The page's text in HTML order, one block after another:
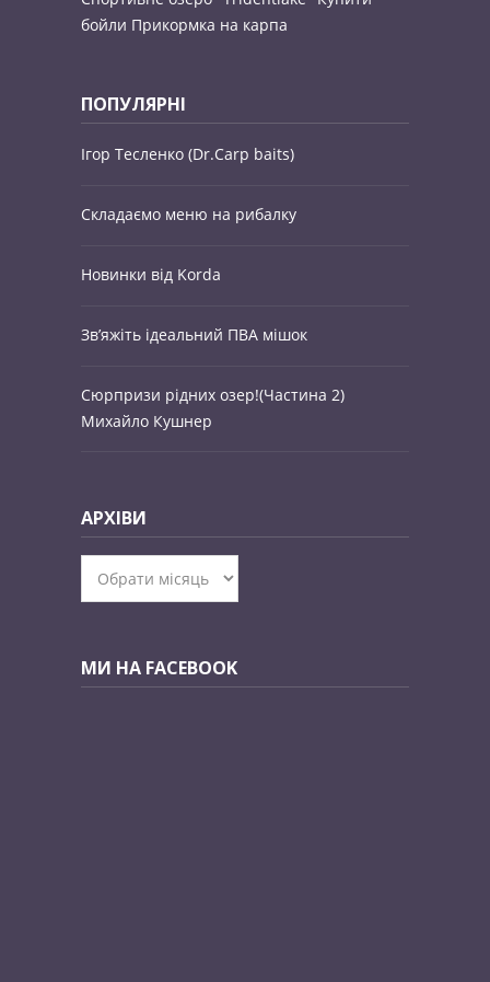
бойли Прикормка на карпа
ПОПУЛЯРНІ
Ігор Тесленко (Dr.Carp baits)
Складаємо меню на рибалку
Новинки від Korda
Зв’яжіть ідеальний ПВА мішок
Сюрпризи рідних озер!(Частина 2)
Михайло Кушнер
АРХІВИ
МИ НА FACEBOOK